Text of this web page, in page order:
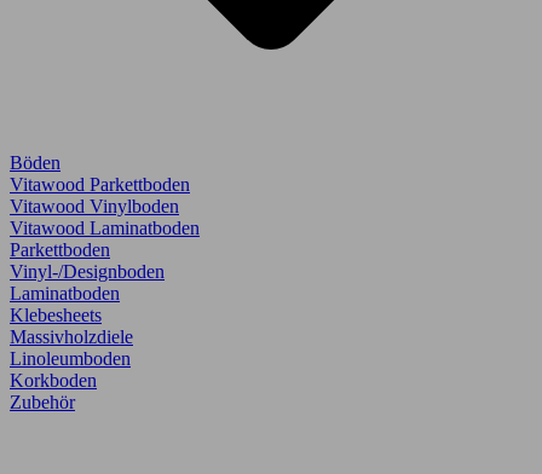
Böden
Vitawood Parkettboden
Vitawood Vinylboden
Vitawood Laminatboden
Parkettboden
Vinyl-/Designboden
Laminatboden
Klebesheets
Massivholzdiele
Linoleumboden
Korkboden
Zubehör